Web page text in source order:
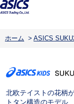
ホーム > ASICS
北欧テイストの花柄
トタン構造のモデル